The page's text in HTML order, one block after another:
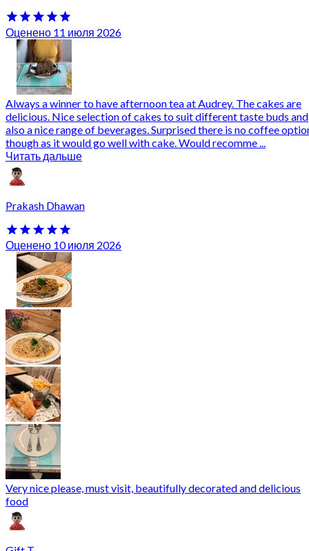
Оценено 11 июля 2026
Always a winner to have afternoon tea at Audrey. The cakes are
delicious. Nice selection of cakes to suit different taste buds and
also a nice range of beverages. Surprised there is no coffee
though as it would go well with cake. Would recomme ...
Читать дальше
Prakash Dhawan
Оценено 10 июля 2026
Very nice please, must visit, beautifully decorated and delicious
food